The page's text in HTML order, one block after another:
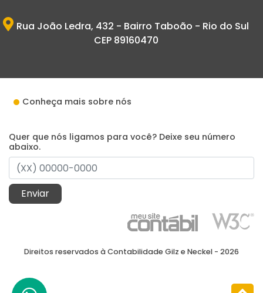
Rua João Ledra, 432 - Bairro Taboão - Rio do Sul
CEP 89160470
Conheça mais sobre nós
Quer que nós ligamos para você? Deixe seu número
abaixo.
Enviar
Direitos reservados à Contabilidade Gilz e Neckel - 2026